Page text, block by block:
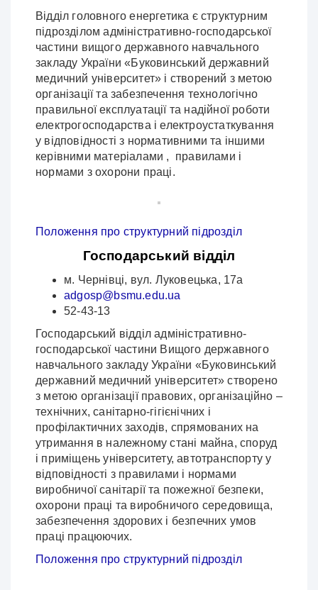
Відділ головного енергетика є структурним
підрозділом адміністративно-господарської
частини вищого державного навчального
закладу України «Буковинський державний
медичний університет» і створений з метою
організації та забезпечення технологічно
правильної експлуатації та надійної роботи
електрогосподарства і електроустаткування
у відповідності з нормативними та іншими
керівними матеріалами , правилами і
нормами з охорони праці.
Положення про структурний підрозділ
Господарський відділ
м. Чернівці, вул. Луковецька, 17а
adgosp@bsmu.edu.ua
52-43-13
Господарський відділ адміністративно-
господарської частини Вищого державного
навчального закладу України «Буковинський
державний медичний університет» створено
з метою організації правових, організаційно –
технічних, санітарно-гігієнічних і
профілактичних заходів, спрямованих на
утримання в належному стані майна, споруд
і приміщень університету, автотранспорту у
відповідності з правилами і нормами
виробничої санітарії та пожежної безпеки,
охорони праці та виробничого середовища,
забезпечення здорових і безпечних умов
праці працюючих.
Положення про структурний підрозділ